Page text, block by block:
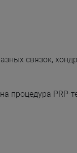
связок,
процедура PRP-